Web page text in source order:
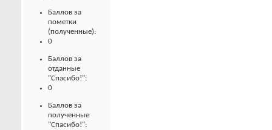
Баллов за
пометки
(полученные):
0
Баллов за
отданные
"Спасибо!":
0
Баллов за
полученные
"Спасибо!":